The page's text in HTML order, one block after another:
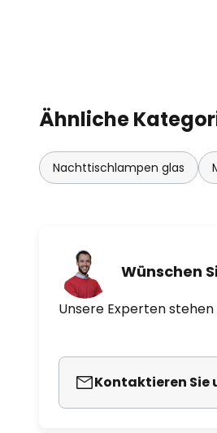
Ähnliche
Nachttischlampen glas
Wünschen
Unsere Experten
Kontaktieren Sie